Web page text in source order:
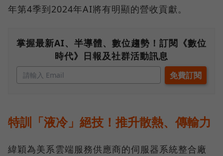
年第4季到2024年AI將有明顯的營收貢獻。
掌握最新AI、半導體、數位趨勢！訂閱《數位
時代》日報及社群活動訊息
特訓「液冷」絕技！推升散熱、傳輸力
緯穎為美系雲端服務供應商的伺服器系統整合廠